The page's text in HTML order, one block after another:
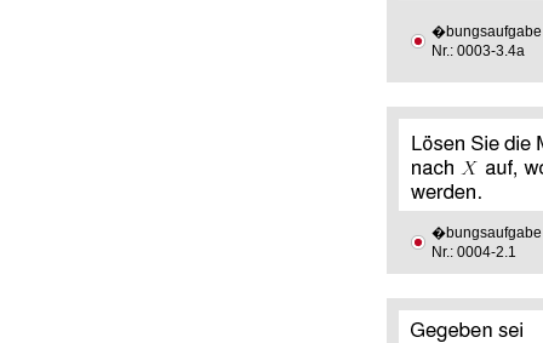
�bungsaufgabe
Nr.: 0003-3.4a
�bungsaufgabe
Nr.: 0004-2.1